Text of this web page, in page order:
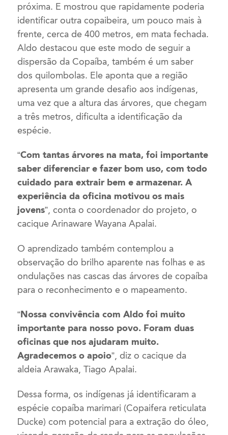
próxima. E mostrou que rapidamente poderia
identificar outra copaibeira, um pouco mais à
frente, cerca de 400 metros, em mata fechada.
Aldo destacou que este modo de seguir a
dispersão da Copaíba, também é um saber
dos quilombolas. Ele aponta que a região
apresenta um grande desafio aos indígenas,
uma vez que a altura das árvores, que chegam
a três metros, dificulta a identificação da
espécie.
“Com tantas árvores na mata, foi importante
saber diferenciar e fazer bom uso, com todo
cuidado para extrair bem e armazenar. A
experiência da oficina motivou os mais
jovens”, conta o coordenador do projeto, o
cacique Arinaware Wayana Apalai.
O aprendizado também contemplou a
observação do brilho aparente nas folhas e as
ondulações nas cascas das árvores de copaíba
para o reconhecimento e o mapeamento.
“Nossa convivência com Aldo foi muito
importante para nosso povo. Foram duas
oficinas que nos ajudaram muito.
Agradecemos o apoio”, diz o cacique da
aldeia Arawaka, Tiago Apalai.
Dessa forma, os indígenas já identificaram a
espécie copaíba marimari (Copaifera reticulata
Ducke) com potencial para a extração do óleo,